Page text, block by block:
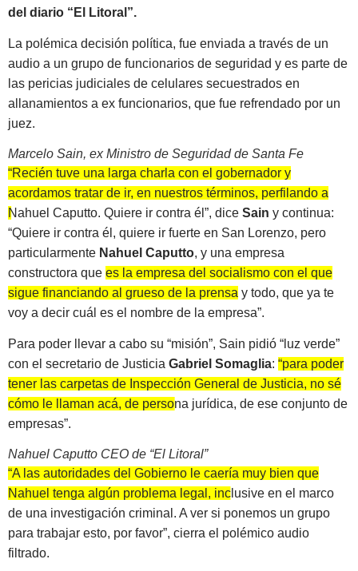
del diario “El Litoral”.
La polémica decisión política, fue enviada a través de un
audio a un grupo de funcionarios de seguridad y es parte de
las pericias judiciales de celulares secuestrados en
allanamientos a ex funcionarios, que fue refrendado por un
juez.
Marcelo Sain, ex Ministro de Seguridad de Santa Fe
“Recién tuve una larga charla con el gobernador y
acordamos tratar de ir, en nuestros términos, perfilando a
Nahuel Caputto. Quiere ir contra él”, dice Sain y continua:
“Quiere ir contra él, quiere ir fuerte en San Lorenzo, pero
particularmente Nahuel Caputto, y una empresa
constructora que es la empresa del socialismo con el que
sigue financiando al grueso de la prensa y todo, que ya te
voy a decir cuál es el nombre de la empresa”.
Para poder llevar a cabo su “misión”, Sain pidió “luz verde”
con el secretario de Justicia Gabriel Somaglia: “para poder
tener las carpetas de Inspección General de Justicia, no sé
cómo le llaman acá, de persona jurídica, de ese conjunto de
empresas”.
Nahuel Caputto CEO de “El Litoral”
“A las autoridades del Gobierno le caería muy bien que
Nahuel tenga algún problema legal, inclusive en el marco
de una investigación criminal. A ver si ponemos un grupo
para trabajar esto, por favor”, cierra el polémico audio
filtrado.